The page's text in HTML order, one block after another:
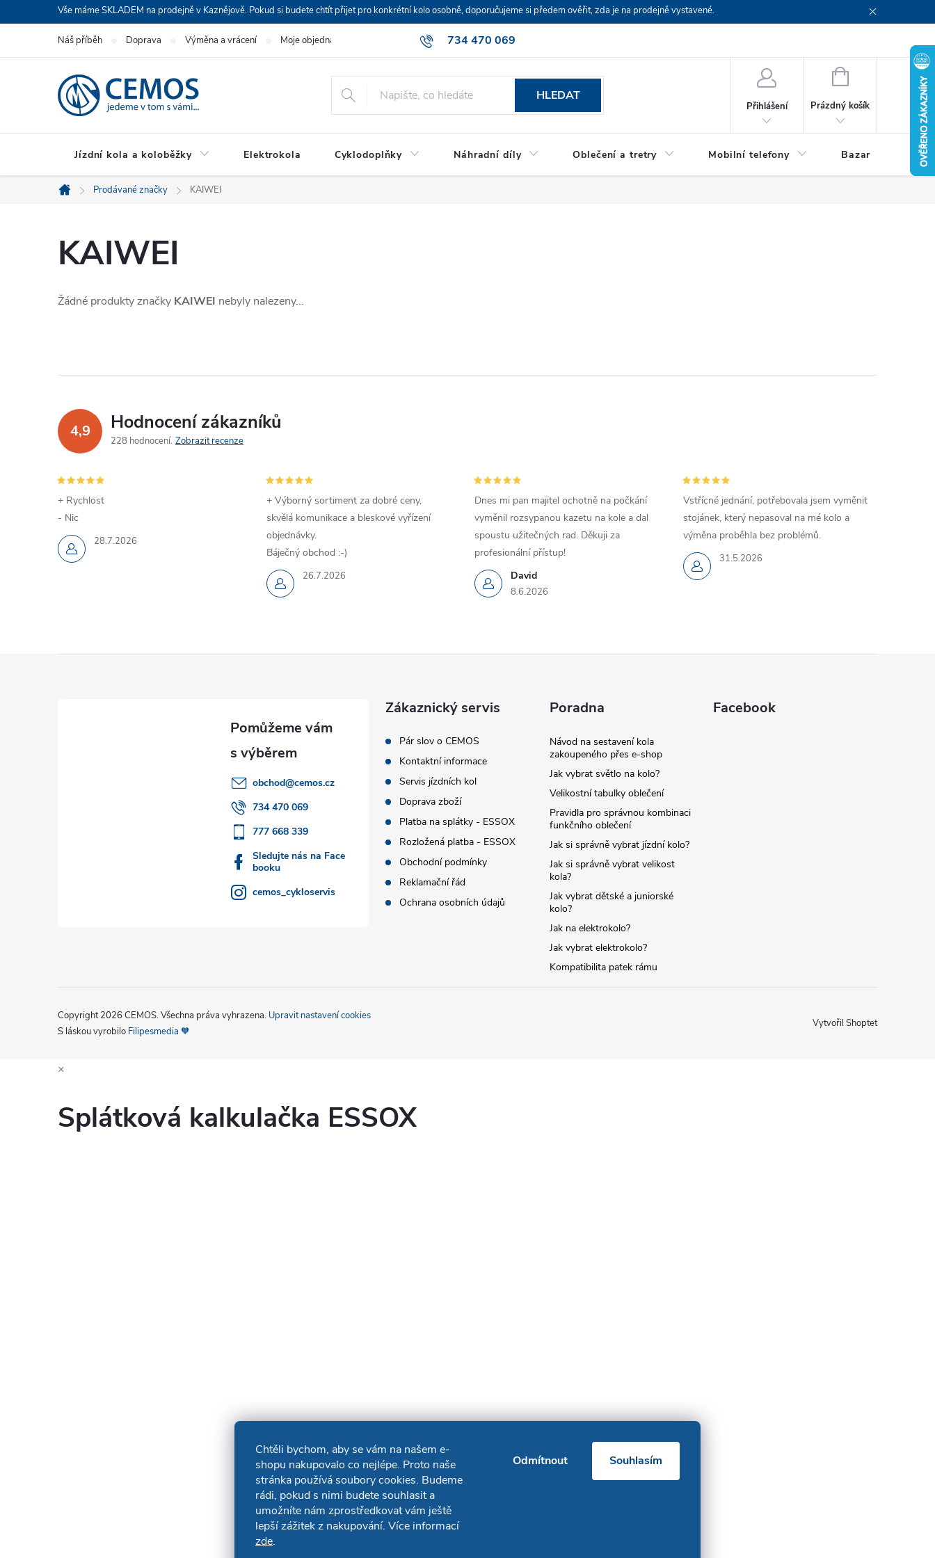
Chtěli bychom, aby se vám na našem e-
shopu nakupovalo co nejlépe. Proto naše
stránka používá soubory cookies. Budeme
rádi, pokud s nimi budete souhlasit a
umožníte nám zprostředkovat vám ještě
lepší zážitek z nakupování. Více informací
zde.
Odmítnout Souhlasím
na
Vše máme SKLADEM na prodejně v Kaznějově. Pokud si budete chtít přijet pro konkrétní kolo osobně, doporučujeme si předem ověřit, zda je na prodejně vystavené.
734 470 069
Náš příběh Doprava Výměna a vrácení Moje objednávka
HLEDAT
Přihlášení
NÁKUPNÍ
Prázdný košík
Jízdní kola a koloběžky Elektrokola Cyklodoplňky Náhradní díly Oblečení a tretry Mobilní telefony Bazar Servis
Domů
Prodávané značky KAIWEI
KAIWEI
Žádné produkty značky KAIWEI nebyly nalezeny...
4,9 Hodnocení zákazníků
228 hodnocení Zobrazit recenze
28.7.2026
+ Rychlost
- Nic
26.7.2026
+ Výborný sortiment za dobré ceny,
skvělá komunikace a bleskové vyřízení
objednávky.
Báječný obchod :-)
David
8.6.2026
Dnes mi pan majitel ochotně na počkání
vyměnil rozsypanou kazetu na kole a dal
spoustu užitečných rad. Děkuji za
profesionální přístup!
31.5.2026
Vstřícné jednání, potřebovala jsem vyměnit
stojánek, který nepasoval na mé kolo a
výměna proběhla bez problémů.
obchod@cemos.cz
734 470 069
777 668 339
Sledujte nás na Face
booku
cemos_cykloservis
Zákaznický servis
Pár slov o CEMOS
Kontaktní informace
Servis jízdních kol
Doprava zboží
Platba na splátky - ESSOX
Rozložená platba - ESSOX
Obchodní podmínky
Reklamační řád
Ochrana osobních údajů
Poradna
Návod na sestavení kola
zakoupeného přes e-shop
Jak vybrat světlo na kolo?
Velikostní tabulky oblečení
Pravidla pro správnou kombinaci
funkčního oblečení
Jak si správně vybrat jízdní kolo?
Jak si správně vybrat velikost
kola?
Jak vybrat dětské a juniorské
kolo?
Jak na elektrokolo?
Jak vybrat elektrokolo?
Kompatibilita patek rámu
Facebook
Vytvořil Shoptet
Copyright 2026 CEMOS. Všechna práva vyhrazena. Upravit nastavení cookies
S láskou vyrobilo Filipesmedia 🧡
×
Splátková kalkulačka ESSOX